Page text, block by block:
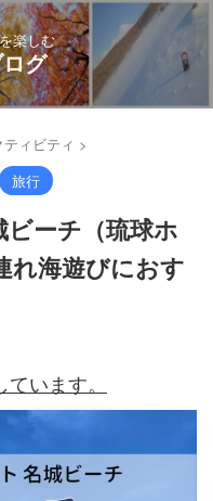
楽しむ
グ
ィビティ >
旅行
ビーチ（琉球ホ
れ海遊びにおす
います。